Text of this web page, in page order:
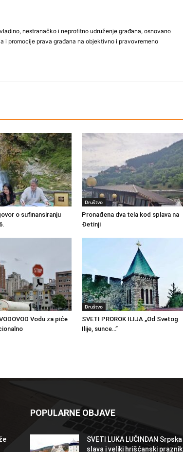
nestranačko i neprofitno udruženje građana, osnovano
i promocije prava građana na objektivno i pravovremeno
o sufinansiranju
Društvo
Pronađena dva tela kod splava na
Đetinji
Vodu za piće
Društvo
SVETI PROROK ILIJA „Od Svetog
Ilije, sunce…”
POPULARNE OBJAVE
SVETI LUKA LUČINDAN Srpska
slava i veliki hrišćanski praznik